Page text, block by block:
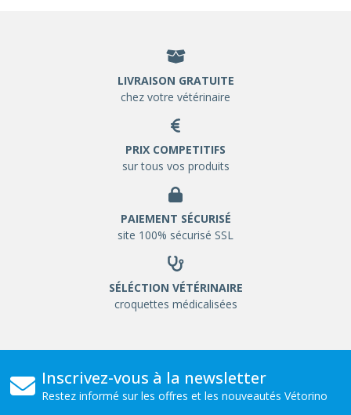
LIVRAISON GRATUITE
chez votre vétérinaire
PRIX COMPETITIFS
sur tous vos produits
PAIEMENT SÉCURISÉ
site 100% sécurisé SSL
SÉLÉCTION VÉTÉRINAIRE
croquettes médicalisées
Inscrivez-vous à la newsletter
Restez informé sur les offres et les nouveautés Vétorino